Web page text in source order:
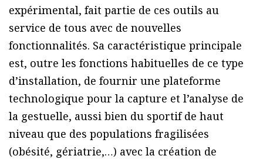
expérimental, fait partie de ces outils au
service de tous avec de nouvelles
fonctionnalités. Sa caractéristique principale
est, outre les fonctions habituelles de ce type
d’installation, de fournir une plateforme
technologique pour la capture et l’analyse de
la gestuelle, aussi bien du sportif de haut
niveau que des populations fragilisées
(obésité, gériatrie,…) avec la création de